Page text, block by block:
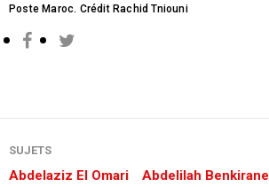
Poste Maroc. Crédit Rachid Tniouni
SUJETS
Abdelaziz El Omari
Abdelilah Benkirane